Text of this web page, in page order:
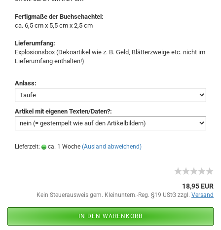
Fertigmaße der Buchschachtel:
ca. 6,5 cm x 5,5 cm x 2,5 cm
Lieferumfang:
Explosionsbox (Dekoartikel wie z. B. Geld, Blätterzweige etc. nicht im
Lieferumfang enthalten!)
Anlass:
Artikel mit eigenen Texten/Daten?:
Lieferzeit: ca. 1 Woche (Ausland abweichend)
18,95 EUR
Kein Steuerausweis gem. Kleinuntern.-Reg. §19 UStG zzgl. Versand
IN DEN WARENKORB